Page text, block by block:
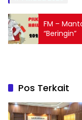
FM –
“Beringin”
Pos Terkait